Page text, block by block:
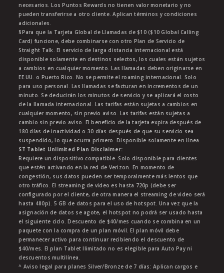
necesarios. Los Puntos Rewards no tienen valor monetario y no
pueden transferirse a otro cliente. Aplican términos y condiciones
adicionales.
§Para que la Tarjeta Global de Llamadas de $10 ($10 Global Calling
Card) funcione, debe combinarse con otro Plan de Servicio de
Straight Talk. El servicio de larga distancia internacional está
disponible solamente en destinos selectos, los cuales están sujetos
a cambios en cualquier momento. Las llamadas deben originarse en
EE.UU. o Puerto Rico. No se permite el roaming internacional. Solo
para uso personal. Las llamadas se facturan en incrementos de un
minuto. Se deducirán los minutos de servicio y se aplicará el costo
de la llamada internacional. Las tarifas están sujetas a cambios en
cualquier momento, sin previo aviso. Las tarifas están sujetas a
cambio sin previo aviso. El beneficio de la tarjeta expira después de
180 días de inactividad o 30 días después de que su servicio sea
suspendido, lo que ocurra primero. Disponible solamente en línea.
ST Tablet Unlimited Plan Disclaimer:
Requiere un dispositivo compatible. Solo disponible para clientes
que estén activando en la red de Verizon. En momento de
congestión, sus datos pueden ser temporalmente más lentos que
otro tráfico. El streaming de video es hasta 720p (debe ser
configurado por el cliente, de otra manera el streaming de video será
hasta 480p). 5 GB de datos para el uso de hotspot. Una vez que la
asignación de datos se agote, el hotspot no podrá ser usado hasta
el siguiente ciclo. Descuento de $40/mes cuando se combina en un
paquete con la compra de un plan móvil. El plan móvil debe
permanecer activo para continuar recibiendo el descuento de
$40/mes. El plan Tablet Ilimitado no es elegible para Auto Pay ni
descuentos multilínea.
^ Aviso legal para planes Silver/Bronze de 7 días: Aplican cargos e